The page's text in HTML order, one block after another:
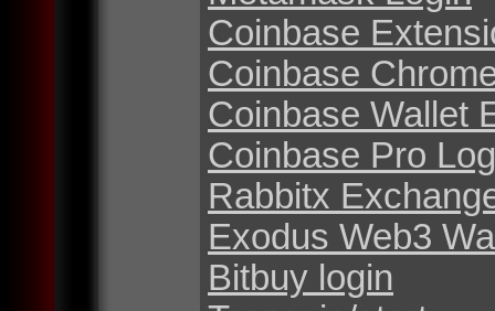
Coinbase
Coinbase
Coinbase Wallet
Coinbase Pro
Rabbitx
Exodus Web3
Bitbuy login